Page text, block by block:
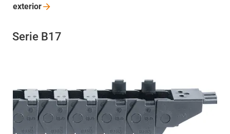
exterior
Serie B17